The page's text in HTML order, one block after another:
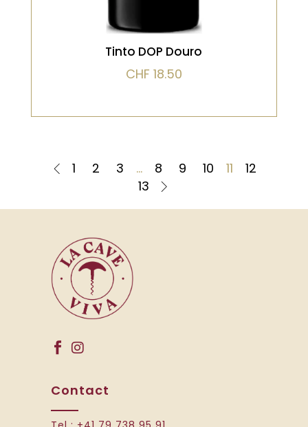
Tinto DOP Douro
CHF 18.50
1 2 3 … 8 9 10 11
12
13
Contact